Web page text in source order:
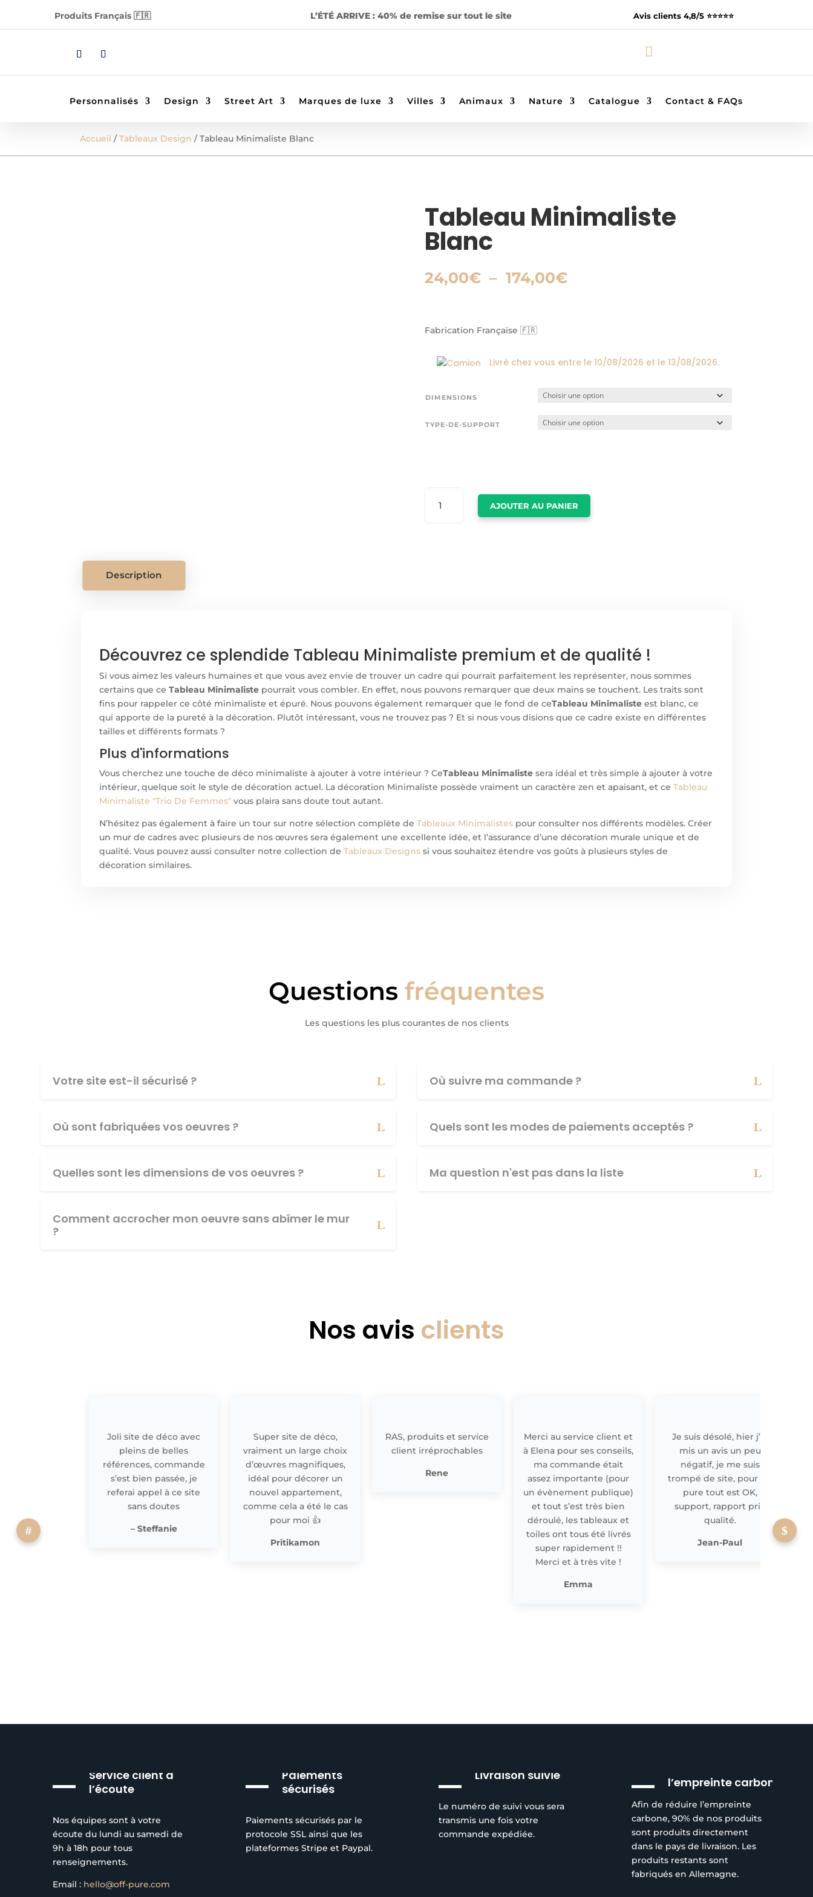
Produits Français 🇫🇷 L’ÉTÉ ARRIVE : 40% de remise sur tout le site Avis clients 4,8/5 ⭐️⭐️⭐️⭐️⭐️

Personnalisés Design Street Art Marques de luxe Villes Animaux Nature Catalogue Contact & FAQs
Accueil /Tableaux Design / Tableau Minimaliste Blanc
Tableau Minimaliste
Blanc
24,00€ – 174,00€Plage
Fabrication Française 🇫🇷
Livré chez vous entre le10/08/2026 et le13/08/2026.
DIMENSIONS
TYPE-DE-SUPPORT
AJOUTER AU PANIER
Description
Découvrez ce splendide Tableau Minimaliste premium et de qualité !
Si vous aimez les valeurs humaines et que vous avez envie de trouver un cadre qui pourrait parfaitement les représenter, nous sommes
certains que ceTableau Minimaliste pourrait vous combler. En effet, nous pouvons remarquer que deux mains se touchent. Les traits sont
fins pour rappeler ce côté minimaliste et épuré. Nous pouvons également remarquer que le fond de ceTableau Minimalisteest blanc, ce
qui apporte de la pureté à la décoration. Plutôt intéressant, vous ne trouvez pas ? Et si nous vous disions que ce cadre existe en différentes
tailles et différents formats ?
Plus d'informations
Vous cherchez une touche de déco minimaliste à ajouter à votre intérieur ? CeTableau Minimaliste sera idéal et très simple à ajouter à votre
intérieur, quelque soit le style de décoration actuel. La décoration Minimaliste possède vraiment un caractère zen et apaisant, et ceTableau
Minimaliste "Trio De Femmes" vous plaira sans doute tout autant.
N’hésitez pas également à faire un tour sur notre sélection complète deTableaux Minimalistes pour consulter nos différents modèles. Créer
un mur de cadres avec plusieurs de nos œuvres sera également une excellente idée, et l’assurance d’une décoration murale unique et de
qualité. Vous pouvez aussi consulter notre collection deTableaux Designs si vous souhaitez étendre vos goûts à plusieurs styles de
décoration similaires.
Questions fréquentes
Les questions les plus courantes de nos clients
Votre site est-il sécurisé ?
Où sont fabriquées vos oeuvres ?
Quelles sont les dimensions de vos oeuvres ?
Comment accrocher mon oeuvre sans abîmer le mur
?
Où suivre ma commande ?
Quels sont les modes de paiements acceptés ?
Ma question n'est pas dans la liste
Nos avis clients
Joli site de déco avec
pleins de belles
références, commande
s’est bien passée, je
referai appel à ce site
sans doutes
– Steffanie
Super site de déco,
vraiment un large choix
d’œuvres magnifiques,
idéal pour décorer un
nouvel appartement,
comme cela a été le cas
pour moi 👍
Pritikamon
RAS, produits et service
client irréprochables
Rene
Merci au service client et
à Elena pour ses conseils,
ma commande était
assez importante (pour
un évènement publique)
et tout s’est très bien
déroulé, les tableaux et
toiles ont tous été livrés
super rapidement !!
Merci et à très vite !
Emma
Je suis désolé, hier j’ai
mis un avis un peu
négatif, je me suis
trompé de site, pour off
pure tout est OK,
support, rapport prix
qualité.
Jean-Paul
Service client à
l’écoute
Nos équipes sont à votre
écoute du lundi au samedi de
9h à 18h pour tous
renseignements.
Email : hello@off-pure.com
Paiements
sécurisés
Paiements sécurisés par le
protocole SSL ainsi que les
plateformes Stripe et Paypal.
Livraison suivie
Le numéro de suivi vous sera
transmis une fois votre
commande expédiée.
l’empreinte carbone
Afin de réduire l’empreinte
carbone, 90% de nos produits
sont produits directement
dans le pays de livraison. Les
produits restants sont
fabriqués en Allemagne.